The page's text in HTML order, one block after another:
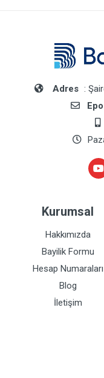
Adres :
Kurumsal
Hakkımızda
Bayilik Formu
Hesap Numaraları
Blog
İletişim